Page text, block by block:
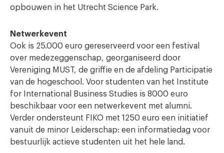
opbouwen in het Utrecht Science Park.
Netwerkevent
Ook is 25.000 euro gereserveerd voor een festival
over medezeggenschap, georganiseerd door
Vereniging MUST, de griffie en de afdeling Participatie
van de hogeschool. Voor studenten van het Institute
for International Business Studies is 8000 euro
beschikbaar voor een netwerkevent met alumni.
Verder ondersteunt FIKO met 1250 euro een initiatief
vanuit de minor Leiderschap: een informatiedag voor
bestuurlijk actieve studenten uit het hele land.